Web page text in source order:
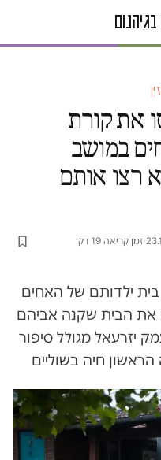
את קורת
במושב
רצו אותם
·זמן קריאה 19 דק׳
בית ילדותם של האחים
את הבית שקנה אביהם
בעמק יזרעאל מגולל סיפור
חיה בשוליים